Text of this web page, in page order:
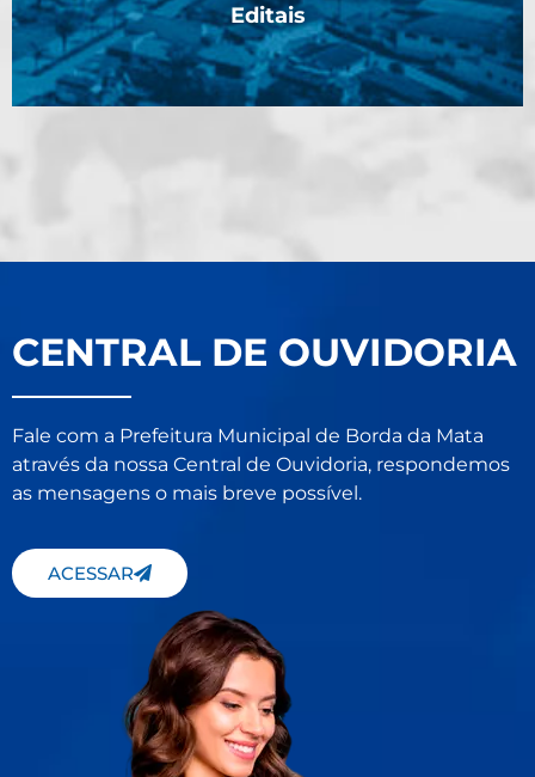
Editais
CENTRAL DE OUVIDORIA
Fale com a Prefeitura Municipal de Borda da Mata
através da nossa Central de Ouvidoria, respondemos
as mensagens o mais breve possível.
ACESSAR